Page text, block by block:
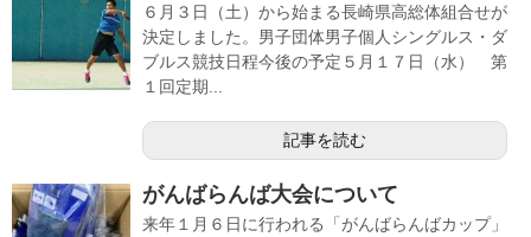
６月３日（土）から始まる長崎県高総体組合せが
決定しました。男子団体男子個人シングルス・ダ
ブルス競技日程今後の予定５月１７日（水） 第
１回定期...
記事を読む
がんばらんば大会について
来年１月６日に行われる「がんばらんばカップ」